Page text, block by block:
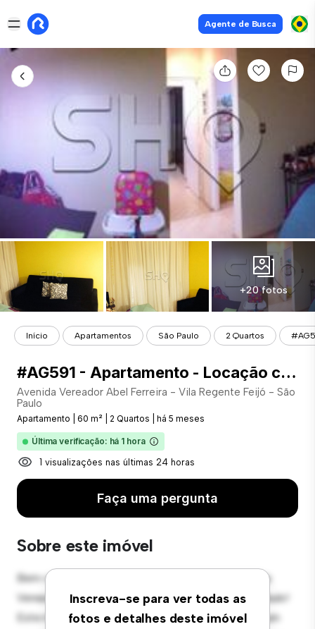
Agente de Busca
+20 fotos
Início Apartamentos São Paulo 2 Quartos
#AG591 - Apartamento - Locação com 60.00 m² , 2 Quarto(s), por R$ 2.500
Avenida Vereador Abel Ferreira - Vila Regente Feijó - São
Paulo
Apartamento 60 m² 2 Quartos há 5 meses
Última verificação: há 1 hora
1 visualizações nas últimas 24 horas
Faça uma pergunta
Sobre este imóvel
Inscreva-se para ver todas as
fotos e detalhes deste imóvel
Bem-vindo ao seu novo refúgio urbano em Avenida
Vereador Abel Ferreira - Vila Regente Feijó - São Paulo!
Este moderno apartamento de 2 quartos oferece um